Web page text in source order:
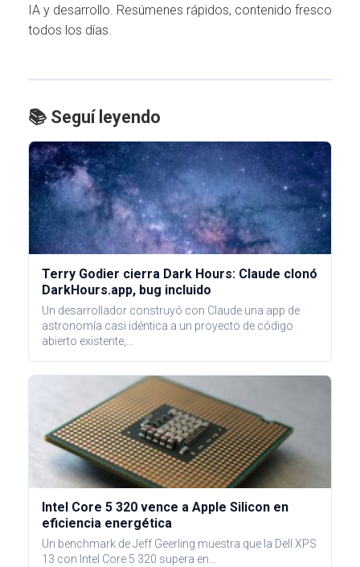
IA y desarrollo. Resúmenes rápidos, contenido fresco
todos los días.
📚 Seguí leyendo
Terry Godier cierra Dark Hours: Claude clonó
DarkHours.app, bug incluido
Un desarrollador construyó con Claude una app de
astronomía casi idéntica a un proyecto de código
abierto existente,…
Intel Core 5 320 vence a Apple Silicon en
eficiencia energética
Un benchmark de Jeff Geerling muestra que la Dell XPS
13 con Intel Core 5 320 supera en…